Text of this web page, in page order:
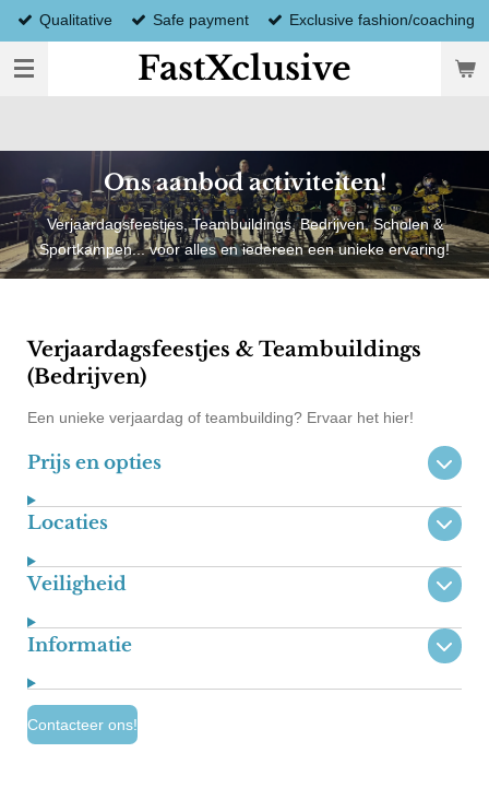
Ga
direct
naar
FastXclusive
Qualitative Safe payment Exclusive fashion/coaching
Ons aanbod activiteiten!
Verjaardagsfeestjes, Teambuildings, Bedrijven, Scholen &
Sportkampen... voor alles en iedereen een unieke ervaring!
Verjaardagsfeestjes & Teambuildings
(Bedrijven)
Een unieke verjaardag of teambuilding? Ervaar het hier!
Prijs en opties
Locaties
Veiligheid
Informatie
Contacteer ons!